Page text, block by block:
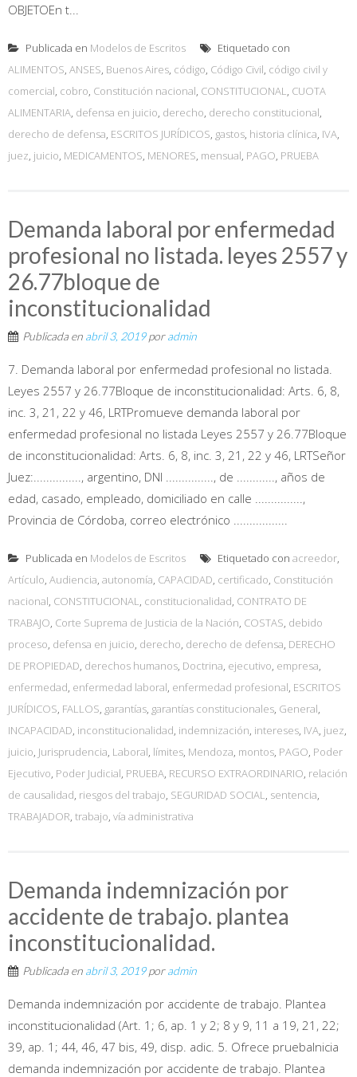
OBJETOEn t...
Publicada en Modelos de Escritos
Etiquetado con
ALIMENTOS, ANSES, Buenos Aires, código, Código Civil, código civil y
comercial, cobro, Constitución nacional, CONSTITUCIONAL, CUOTA
ALIMENTARIA, defensa en juicio, derecho, derecho constitucional,
derecho de defensa, ESCRITOS JURÍDICOS, gastos, historia clínica, IVA,
juez, juicio, MEDICAMENTOS, MENORES, mensual, PAGO, PRUEBA
Demanda laboral por enfermedad
profesional no listada. leyes 2557 y
26.77bloque de
inconstitucionalidad
Publicada en abril 3, 2019poradmin
7. Demanda laboral por enfermedad profesional no listada.
Leyes 2557 y 26.77Bloque de inconstitucionalidad: Arts. 6, 8,
inc. 3, 21, 22 y 46, LRTPromueve demanda laboral por
enfermedad profesional no listada Leyes 2557 y 26.77Bloque
de inconstitucionalidad: Arts. 6, 8, inc. 3, 21, 22 y 46, LRTSeñor
Juez:..............., argentino, DNI ..............., de ............, años de
edad, casado, empleado, domiciliado en calle ...............,
Provincia de Córdoba, correo electrónico .................
Publicada en Modelos de Escritos Etiquetado con acreedor,
Artículo, Audiencia, autonomía, CAPACIDAD, certificado, Constitución
nacional, CONSTITUCIONAL, constitucionalidad, CONTRATO DE
TRABAJO, Corte Suprema de Justicia de la Nación, COSTAS, debido
proceso, defensa en juicio, derecho, derecho de defensa, DERECHO
DE PROPIEDAD, derechos humanos, Doctrina, ejecutivo, empresa,
enfermedad, enfermedad laboral, enfermedad profesional, ESCRITOS
JURÍDICOS, FALLOS, garantías, garantías constitucionales, General,
INCAPACIDAD, inconstitucionalidad, indemnización, intereses, IVA, juez,
juicio, Jurisprudencia, Laboral, límites, Mendoza, montos, PAGO, Poder
Ejecutivo, Poder Judicial, PRUEBA, RECURSO EXTRAORDINARIO, relación
de causalidad, riesgos del trabajo, SEGURIDAD SOCIAL, sentencia,
TRABAJADOR, trabajo, vía administrativa
Demanda indemnización por
accidente de trabajo. plantea
inconstitucionalidad.
Publicada en abril 3, 2019poradmin
Demanda indemnización por accidente de trabajo. Plantea
inconstitucionalidad (Art. 1; 6, ap. 1 y 2; 8 y 9, 11 a 19, 21, 22;
39, ap. 1; 44, 46, 47 bis, 49, disp. adic. 5. Ofrece pruebaInicia
demanda indemnización por accidente de trabajo. Plantea